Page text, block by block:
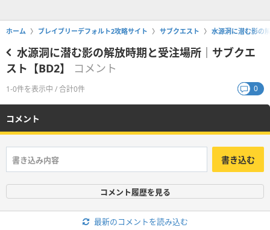
ホーム ブレイブリーデフォルト2攻略サイト サブクエスト 水源洞に潜む影の
水源洞に潜む影の解放時期と受注場所｜サブクエ
スト【BD2】
コメント
1-0件を表示中 / 合計0件 0
コメント
書き込む
コメント履歴を見る
最新のコメントを読み込む